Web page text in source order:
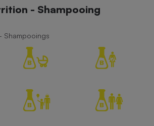
- Shampooing
Shampooings